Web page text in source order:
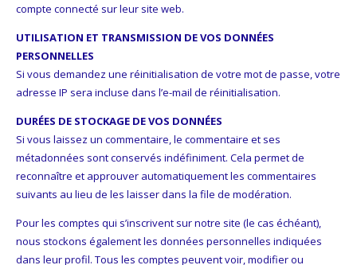
compte connecté sur leur site web.
UTILISATION ET TRANSMISSION DE VOS DONNÉES
PERSONNELLES
Si vous demandez une réinitialisation de votre mot de passe, votre
adresse IP sera incluse dans l’e-mail de réinitialisation.
DURÉES DE STOCKAGE DE VOS DONNÉES
Si vous laissez un commentaire, le commentaire et ses
métadonnées sont conservés indéfiniment. Cela permet de
reconnaître et approuver automatiquement les commentaires
suivants au lieu de les laisser dans la file de modération.
Pour les comptes qui s’inscrivent sur notre site (le cas échéant),
nous stockons également les données personnelles indiquées
dans leur profil. Tous les comptes peuvent voir, modifier ou